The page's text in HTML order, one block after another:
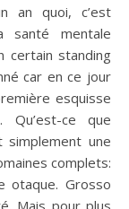
an quoi, c’est
santé mentale
certain standing
car en ce jour
esquisse
. Qu’est-ce que
une
complets:
otaque. Grosso
Mais pour plus